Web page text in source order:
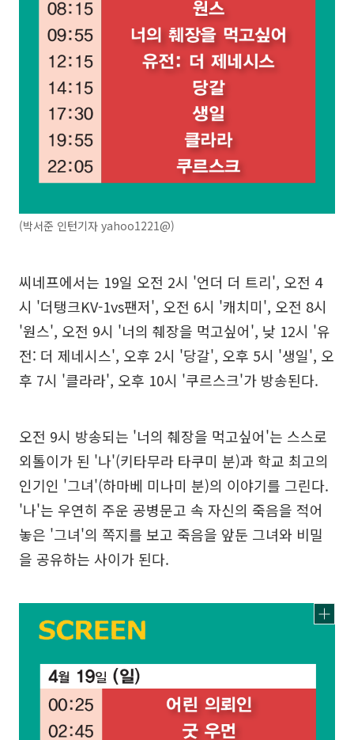
(박서준 인턴기자 yahoo1221@)
씨네프에서는 19일 오전 2시 '언더 더 트리', 오전 4
시 '더탱크KV-1vs팬저', 오전 6시 '캐치미', 오전 8시
'원스', 오전 9시 '너의 췌장을 먹고싶어', 낮 12시 '유
전: 더 제네시스', 오후 2시 '당갈', 오후 5시 '생일', 오
후 7시 '클라라', 오후 10시 '쿠르스크'가 방송된다.
오전 9시 방송되는 '너의 췌장을 먹고싶어'는 스스로
외톨이가 된 '나'(키타무라 타쿠미 분)과 학교 최고의
인기인 '그녀'(하마베 미나미 분)의 이야기를 그린다.
'나'는 우연히 주운 공병문고 속 자신의 죽음을 적어
놓은 '그녀'의 쪽지를 보고 죽음을 앞둔 그녀와 비밀
을 공유하는 사이가 된다.